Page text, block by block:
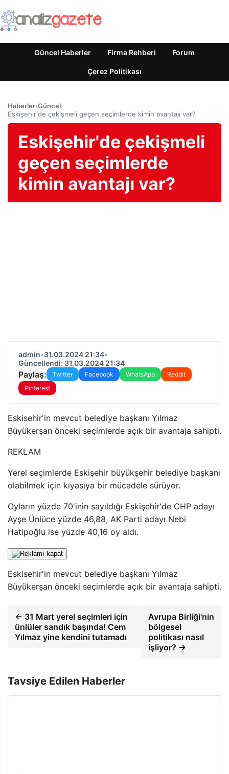
Güncel Haberler Firma Rehberi Forum
Çerez Politikası
Haberler›Güncel›
Eskişehir'de çekişmeli geçen seçimlerde kimin avantajı var?
Eskişehir'de çekişmeli
geçen seçimlerde
kimin avantajı var?
admin•31.03.2024 21:34•
Güncellendi: 31.03.2024 21:34
Paylaş: Twitter Facebook WhatsApp
Reddit
Pinterest
Eskisehir'in mevcut belediye başkanı Yılmaz
Büyükerşan önceki seçimlerde açık bir avantaja sahipti.
REKLAM
Yerel seçimlerde Eskişehir büyükşehir belediye başkanı
olabilmek için kıyasıya bir mücadele sürüyor.
Oyların yüzde 70'inin sayıldığı Eskişehir'de CHP adayı
Ayşe Ünlüce yüzde 46,88, AK Parti adayı Nebi
Hatipoğlu ise yüzde 40,16 oy aldı.
Eskisehir'in mevcut belediye başkanı Yılmaz
Büyükerşan önceki seçimlerde açık bir avantaja sahipti.
← 31 Mart yerel seçimleri için
ünlüler sandık başında! Cem
Yılmaz yine kendini tutamadı
Avrupa Birliği'nin
bölgesel
politikası nasıl
işliyor? →
Tavsiye Edilen Haberler